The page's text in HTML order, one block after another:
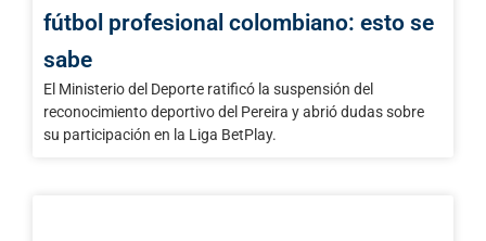
fútbol profesional colombiano: esto se
sabe
El Ministerio del Deporte ratificó la suspensión del
reconocimiento deportivo del Pereira y abrió dudas sobre
su participación en la Liga BetPlay.